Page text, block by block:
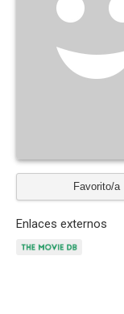
Favorito/a
Enlaces externos